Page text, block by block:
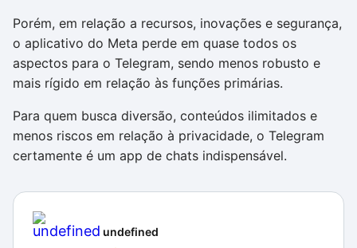
Porém, em relação a recursos, inovações e segurança,
o aplicativo do Meta perde em quase todos os
aspectos para o Telegram, sendo menos robusto e
mais rígido em relação às funções primárias.
Para quem busca diversão, conteúdos ilimitados e
menos riscos em relação à privacidade, o Telegram
certamente é um app de chats indispensável.
undefined